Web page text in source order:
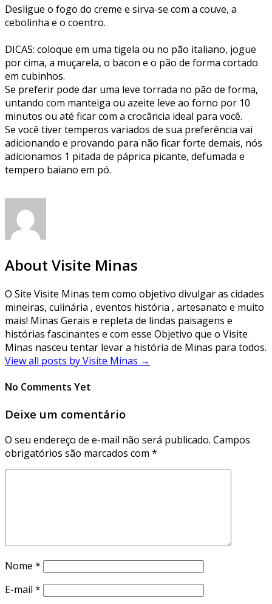
Desligue o fogo do creme e sirva-se com a couve, a
cebolinha e o coentro.
DICAS: coloque em uma tigela ou no pão italiano, jogue
por cima, a muçarela, o bacon e o pão de forma cortado
em cubinhos.
Se preferir pode dar uma leve torrada no pão de forma,
untando com manteiga ou azeite leve ao forno por 10
minutos ou até ficar com a crocância ideal para você.
Se você tiver temperos variados de sua preferência vai
adicionando e provando para não ficar forte demais, nós
adicionamos 1 pitada de páprica picante, defumada e
tempero baiano em pó.
About Visite Minas
O Site Visite Minas tem como objetivo divulgar as cidades
mineiras, culinária , eventos história , artesanato e muito
mais! Minas Gerais e repleta de lindas paisagens e
histórias fascinantes e com esse Objetivo que o Visite
Minas nasceu tentar levar a história de Minas para todos.
View all posts by Visite Minas →
No Comments Yet
Deixe um comentário
O seu endereço de e-mail não será publicado. Campos
obrigatórios são marcados com *
Nome *
E-mail *